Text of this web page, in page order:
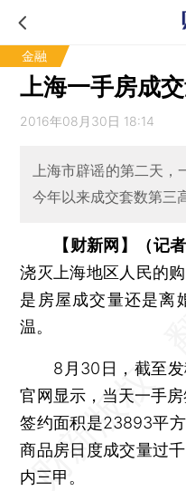
金融
上海一手房成
2016年08月30日 18:14
上海市辟谣的第二天，
今年以来成交套数第三
【财新网】（记
浇灭上海地区人民的
是房屋成交量还是离
温。
8月30日，截至发
官网显示，当天一手
签约面积是23893平
商品房日度成交量过
内三甲。